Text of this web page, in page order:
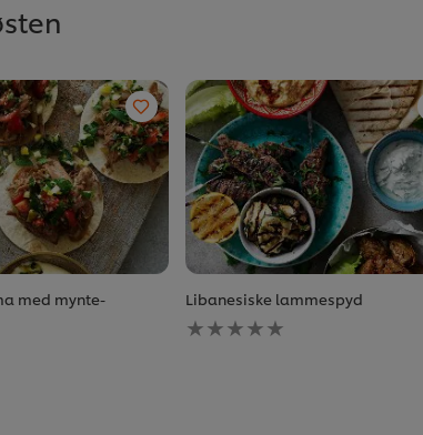
med mynte-
Libanesiske lammespyd
Ingen
vurderinger